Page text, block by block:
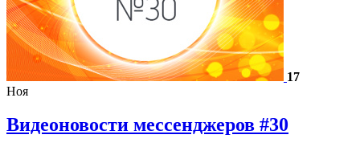
17
Ноя
Видеоновости мессенджеров #30